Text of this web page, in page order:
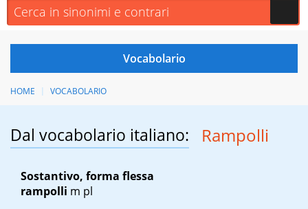
HOME VOCABOLARIO
Dal vocabolario italiano: Rampolli
Sostantivo, forma flessa
rampolli m pl